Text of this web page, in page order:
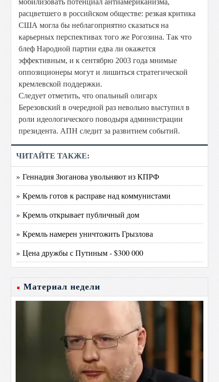
мобилизовать потенциал антиамериканизма,
расцветшего в российском обществе: резкая критика
США могла бы неблагоприятно сказаться на
карьерных перспективах того же Рогозина. Так что
блеф Народной партии едва ли окажется
эффективным, и к сентябрю 2003 года мнимые
оппозиционеры могут и лишиться стратегической
кремлевской поддержки.
Следует отметить, что опальный олигарх
Березовский в очередной раз невольно выступил в
роли идеологического поводыря администрации
президента. АПН следит за развитием событий.
ЧИТАЙТЕ ТАКЖЕ:
» Геннадия Зюганова увольняют из КПРФ
» Кремль готов к расправе над коммунистами
» Кремль открывает публичный дом
» Кремль намерен уничтожить Грызлова
» Цена дружбы с Путиным - $300 000
Материал недели